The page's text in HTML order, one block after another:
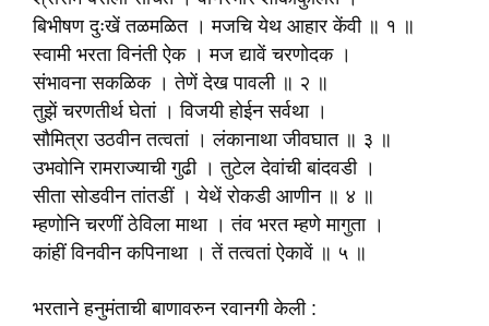
बिभीषण दुःखें तळमळित । मजचि येथ आहार केंवी ॥ १ ॥
स्वामी भरता विनंती ऐक । मज द्यावें चरणोदक ।
संभावना सकळिक । तेणें देख पावली ॥ २ ॥
तुझें चरणतीर्थ घेतां । विजयी होईन सर्वथा ।
सौ‍मित्रा उठवीन तत्वतां । लंकानाथा जीवघात ॥ ३ ॥
उभवोनि रामराज्याची गुढी । तुटेल देवांची बांदवडी ।
सीता सोडवीन तांतडीं । येथें रोकडी आणीन ॥ ४ ॥
म्हणोनि चरणीं ठेविला माथा । तंव भरत म्हणे मागुता ।
कांहीं विनवीन कपिनाथा । तें तत्वतां ऐकावें ॥ ५ ॥
भरताने हनुमंताची बाणावरुन रवानगी केली :